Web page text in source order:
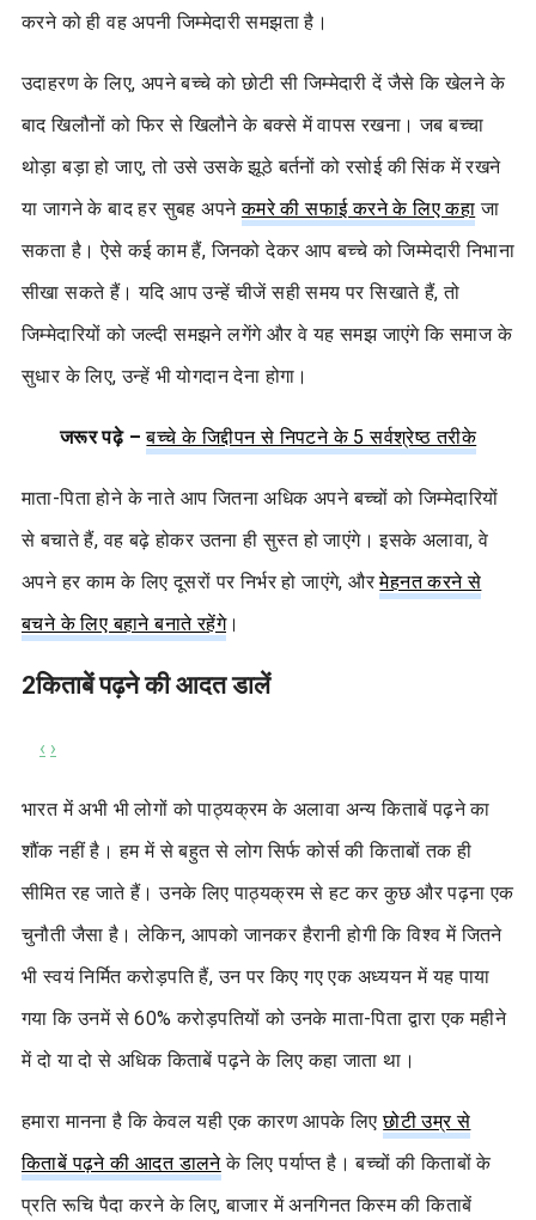
करने को ही वह अपनी जिम्मेदारी समझता है।
उदाहरण के लिए, अपने बच्चे को छोटी सी जिम्मेदारी दें जैसे कि खेलने के
बाद खिलौनों को फिर से खिलौने के बक्से में वापस रखना। जब बच्चा
थोड़ा बड़ा हो जाए, तो उसे उसके झूठे बर्तनों को रसोई की सिंक में रखने
या जागने के बाद हर सुबह अपनेकमरे की सफाई करने के लिए कहा जा
सकता है। ऐसे कई काम हैं, जिनको देकर आप बच्चे को जिम्मेदारी निभाना
सीखा सकते हैं। यदि आप उन्हें चीजें सही समय पर सिखाते हैं, तो
जिम्मेदारियों को जल्दी समझने लगेंगे और वे यह समझ जाएंगे कि समाज के
सुधार के लिए, उन्हें भी योगदान देना होगा।
जरूर पढ़े – बच्चे के जिद्दीपन से निपटने के 5 सर्वश्रेष्ठ तरीके
माता-पिता होने के नाते आप जितना अधिक अपने बच्चों को जिम्मेदारियों
से बचाते हैं, वह बढ़े होकर उतना ही सुस्त हो जाएंगे। इसके अलावा, वे
अपने हर काम के लिए दूसरों पर निर्भर हो जाएंगे, औरमेहनत करने से
बचने के लिए बहाने बनाते रहेंगे।
2किताबें पढ़ने की आदत डालें
‹ ›
भारत में अभी भी लोगों को पाठ्यक्रम के अलावा अन्य किताबें पढ़ने का
शौंक नहीं है। हम में से बहुत से लोग सिर्फ कोर्स की किताबों तक ही
सीमित रह जाते हैं। उनके लिए पाठ्यक्रम से हट कर कुछ और पढ़ना एक
चुनौती जैसा है। लेकिन, आपको जानकर हैरानी होगी कि विश्व में जितने
भी स्वयं निर्मित करोड़पति हैं, उन पर किए गए एक अध्ययन में यह पाया
गया कि उनमें से 60% करोड़पतियों को उनके माता-पिता द्वारा एक महीने
में दो या दो से अधिक किताबें पढ़ने के लिए कहा जाता था।
हमारा मानना है कि केवल यही एक कारण आपके लिएछोटी उम्र से
किताबें पढ़ने की आदत डालनेके लिए पर्याप्त है। बच्चों की किताबों के
प्रति रूचि पैदा करने के लिए, बाजार में अनगिनत किस्म की किताबें